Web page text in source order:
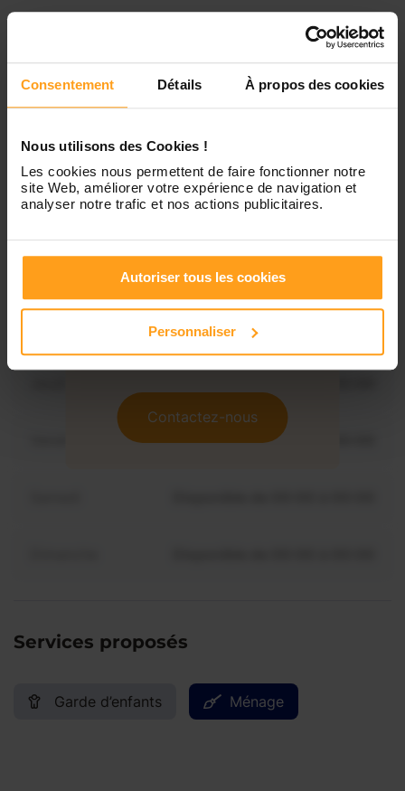
Consentement Détails À propos des cookies
Nous utilisons des Cookies !
Les cookies nous permettent de faire fonctionner notre
site Web, améliorer votre expérience de navigation et
analyser notre trafic et nos actions publicitaires.
Autoriser tous les cookies
Personnaliser
Diplôme dans le secteur de l’enfance
Disponibilités
Lundi Indisponible
Disponible de 00:00 à 00:00
Disponible de 00:00 à 00:30
Disponible de 00:00 à 00:00
Vous souhaitez connaître les
disponibilités de Audrey ?
Contactez-nous
Services proposés
Garde d’enfants Ménage